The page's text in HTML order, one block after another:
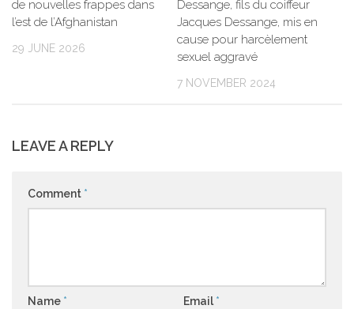
de nouvelles frappes dans
l’est de l’Afghanistan
29 JUNE 2026
Dessange, fils du coiffeur
Jacques Dessange, mis en
cause pour harcèlement
sexuel aggravé
7 NOVEMBER 2024
LEAVE A REPLY
Comment *
Name * Email *